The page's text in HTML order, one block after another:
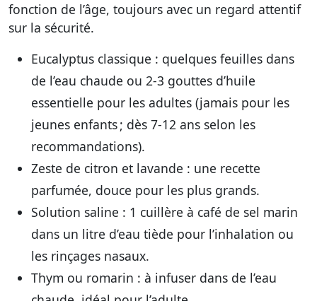
fonction de l’âge, toujours avec un regard attentif
sur la sécurité.
Eucalyptus classique : quelques feuilles dans
de l’eau chaude ou 2-3 gouttes d’huile
essentielle pour les adultes (jamais pour les
jeunes enfants ; dès 7-12 ans selon les
recommandations).
Zeste de citron et lavande : une recette
parfumée, douce pour les plus grands.
Solution saline : 1 cuillère à café de sel marin
dans un litre d’eau tiède pour l’inhalation ou
les rinçages nasaux.
Thym ou romarin : à infuser dans de l’eau